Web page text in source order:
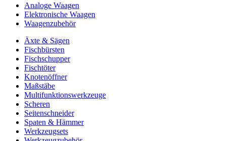
Analoge Waagen
Elektronische Waagen
Waagenzubehör
Äxte & Sägen
Fischbürsten
Fischschupper
Fischtöter
Knotenöffner
Maßstäbe
Multifunktionswerkzeuge
Scheren
Seitenschneider
Spaten & Hämmer
Werkzeugsets